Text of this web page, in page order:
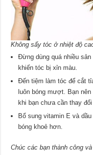
Không sấy tóc ở nhiệt độ
Đừng dùng quá nhiều
khiến tóc bị xỉn màu.
Đến tiệm làm tóc để cắt
luôn bóng mượt. Bạn
khi bạn chưa cần thay đổi
Bổ sung vitamin E và
bóng khoẻ hơn.
Chúc các bạn thành công